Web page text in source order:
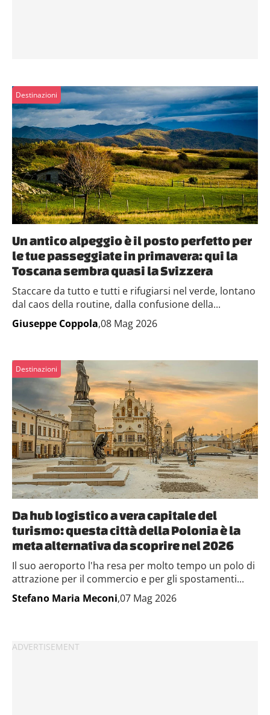
Destinazioni
Un antico alpeggio è il posto perfetto per
le tue passeggiate in primavera: qui la
Toscana sembra quasi la Svizzera
Staccare da tutto e tutti e rifugiarsi nel verde, lontano
dal caos della routine, dalla confusione della...
Giuseppe Coppola,08 Mag 2026
Destinazioni
Da hub logistico a vera capitale del
turismo: questa città della Polonia è la
meta alternativa da scoprire nel 2026
Il suo aeroporto l'ha resa per molto tempo un polo di
attrazione per il commercio e per gli spostamenti...
Stefano Maria Meconi,07 Mag 2026